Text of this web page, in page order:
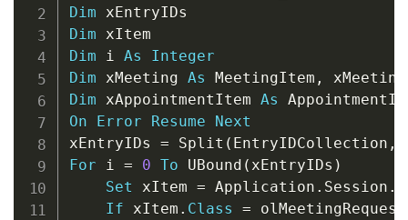
Dim
Dim
Dim i As
Integer
Dim xMeeting As MeetingItem ,
Dim xAppointmentItem As
On
Error Resume
Next
xEntryIDs = Split ( EntryIDCollection ,
For i = 0 To UBound ( xEntryIDs )
Set xItem = Application . Session .
If xItem . Class =